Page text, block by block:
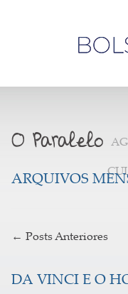
ARQUIVOS
← Posts Anteriores
DA VINCI E O